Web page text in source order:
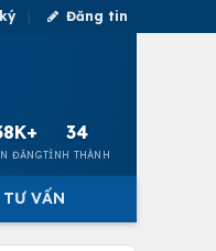
Đăng tin
ĐĂNG
34
TỈNH THÀNH
TƯ VẤN